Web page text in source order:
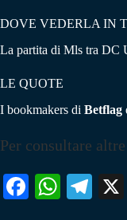
DOVE VEDERLA IN
La partita di Mls tra DC
LE QUOTE
I bookmakers di Betflag
Per consultare
Fa W
Te